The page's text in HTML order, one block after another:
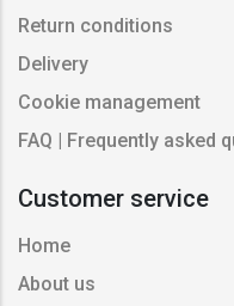
Return conditions
Delivery
Cookie management
FAQ | Frequently asked
Customer service
Home
About us